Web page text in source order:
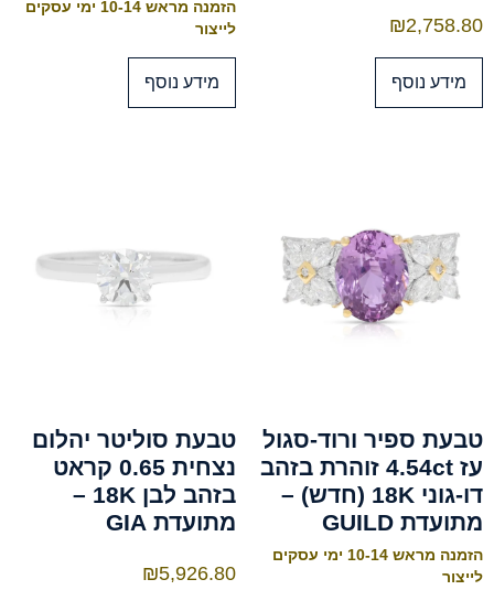
₪2,758.80
מידע נוסף
הזמנה מראש 10-14 ימי עסקים
לייצור
מידע נוסף
טבעת ספיר ורוד-סגול
עז 4.54ct זוהרת בזהב
דו-גוני 18K (חדש) –
מתועדת GUILD
הזמנה מראש 10-14 ימי עסקים
לייצור
טבעת סוליטר יהלום
נצחית 0.65 קראט
בזהב לבן 18K –
מתועדת GIA
₪5,926.80